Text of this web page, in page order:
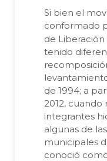
Si bien el
conformado
de
tenido
de 1994; a
2012, cuando
integrantes
algunas de
municipales
conoció